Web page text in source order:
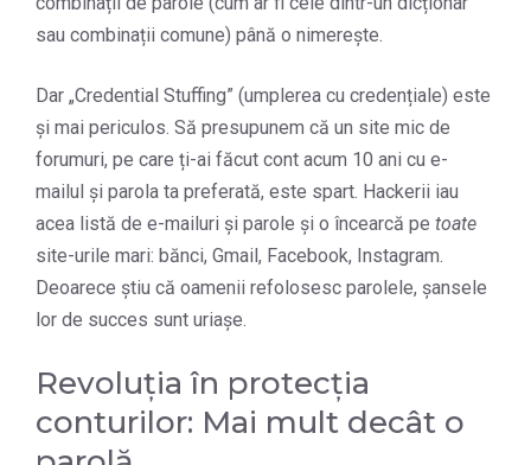
sau combinații comune) până o nimerește.
Dar „Credential Stuffing” (umplerea cu credențiale) este
și mai periculos. Să presupunem că un site mic de
forumuri, pe care ți-ai făcut cont acum 10 ani cu e-
mailul și parola ta preferată, este spart. Hackerii iau
acea listă de e-mailuri și parole și o încearcă pe toate
site-urile mari: bănci, Gmail, Facebook, Instagram.
Deoarece știu că oamenii refolosesc parolele, șansele
lor de succes sunt uriașe.
Revoluția în protecția
conturilor: Mai mult decât o